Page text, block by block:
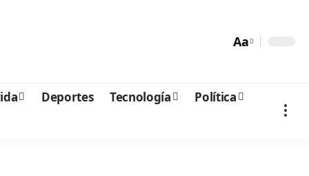
Aa
Deportes Tecnología
Política